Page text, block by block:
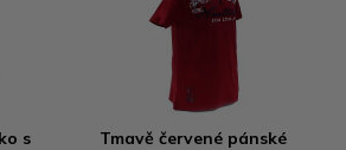
s
Tmavě červené pánské